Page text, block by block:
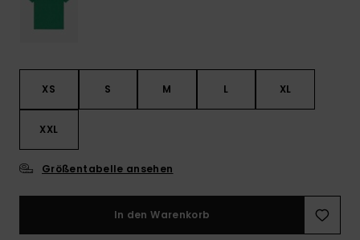
XS S M L XL
XXL
Größentabelle ansehen
In den Warenkorb